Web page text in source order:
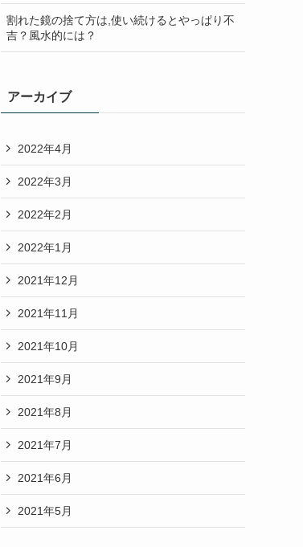
割れた鏡の捨て方は,使い続けるとやっぱり不
吉？風水的には？
アーカイブ
2022年4月
2022年3月
2022年2月
2022年1月
2021年12月
2021年11月
2021年10月
2021年9月
2021年8月
2021年7月
2021年6月
2021年5月